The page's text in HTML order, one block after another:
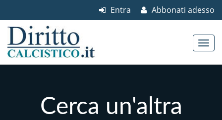
Abbonati adesso
Entra
Cerca un'altra